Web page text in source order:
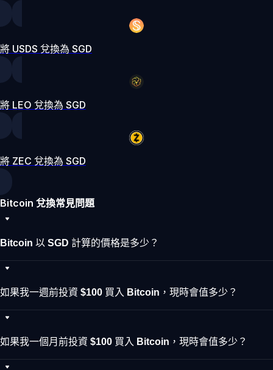
將 USDS 兌換為 SGD
將 LEO 兌換為 SGD
將 ZEC 兌換為 SGD
Bitcoin 兌換常見問題
Bitcoin 以 SGD 計算的價格是多少？
如果我一週前投資 $100 買入 Bitcoin，現時會值多少？
如果我一個月前投資 $100 買入 Bitcoin，現時會值多少？